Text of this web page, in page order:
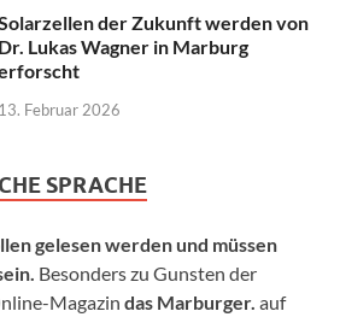
der Zukunft werden von
Dr. Lukas Wagner in Marburg
13. Februar 2026
SPRACHE
gelesen werden und müssen
Besonders zu Gunsten der
Magazin das Marburger. auf